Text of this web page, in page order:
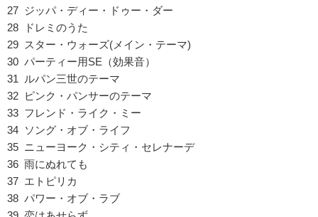
27 ジッパ・ディー・ドゥー・ダー
28 ドレミのうた
29 スター・ウォーズ(メイン・テーマ)
30 パーティー用SE（効果音）
31 ルパン三世のテーマ
32 ピンク・パンサーのテーマ
33 フレンド・ライク・ミー
34 ソング・オブ・ライフ
35 ニューヨーク・シティ・セレナーデ
36 雨にぬれても
37 エトピリカ
38 パワー・オブ・ラブ